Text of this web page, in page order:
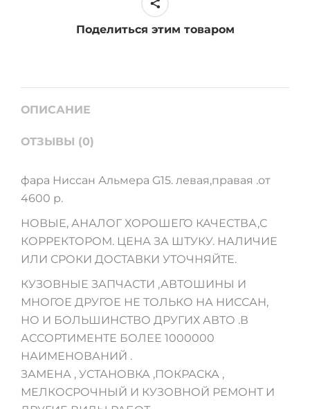
Поделиться этим товаром
ОПИСАНИЕ
ОТЗЫВЫ (0)
фара Ниссан Альмера G15. левая,правая .от
4600 р.
НОВЫЕ, АНАЛОГ ХОРОШЕГО КАЧЕСТВА,С
КОРРЕКТОРОМ. ЦЕНА ЗА ШТУКУ. НАЛИЧИЕ
ИЛИ СРОКИ ДОСТАВКИ УТОЧНЯЙТЕ.
КУЗОВНЫЕ ЗАПЧАСТИ ,АВТОШИНЫ И
МНОГОЕ ДРУГОЕ НЕ ТОЛЬКО НА НИССАН,
НО И БОЛЬШИНСТВО ДРУГИХ АВТО .В
АССОРТИМЕНТЕ БОЛЕЕ 1000000
НАИМЕНОВАНИЙ .
ЗАМЕНА , УСТАНОВКА ,ПОКРАСКА ,
МЕЛКОСРОЧНЫЙ И КУЗОВНОЙ РЕМОНТ И